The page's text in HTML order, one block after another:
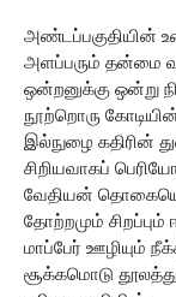
அண்டப்பகுதியின்
அளப்பரும் தன்மை
ஒன்றனுக்கு ஒன்று
நூற்றொரு
இல்நுழை கதிரின்
சிறியவாகப்
வேதியன்
தோற்றமும் சிறப்பும்
மாப்பேர் ஊழியும்
சூக்கமொடு